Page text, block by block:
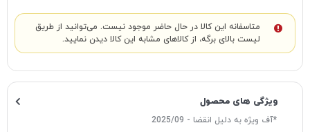
متاسفانه این کالا در حال حاضر موجود نیست. می‌توانید از طریق
لیست بالای برگه، از کالاهای مشابه این کالا دیدن نمایید.
ویژگی های محصول
*آف ویژه به دلیل انقضا - 2025/09